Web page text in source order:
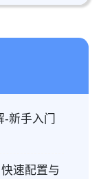
新手入门
速配置与